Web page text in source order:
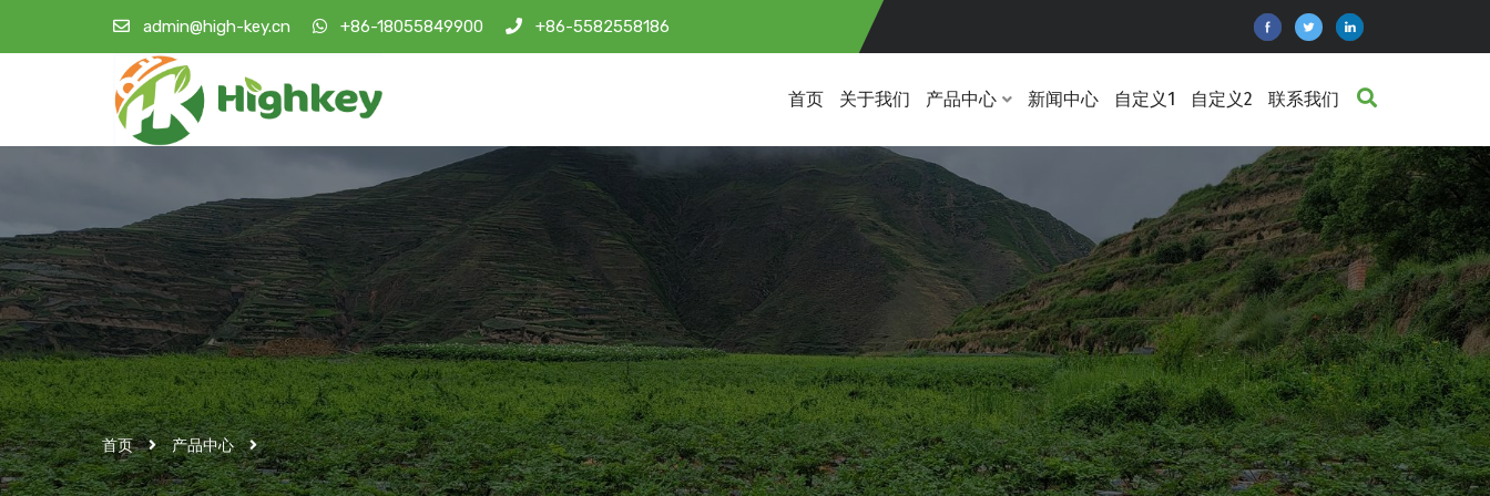
admin@high-key.cn +86-18055849900 +86-5582558186
首页 关于我们 产品中心 新闻中心 自定义1 自定义2 联系我们
首页 产品中心